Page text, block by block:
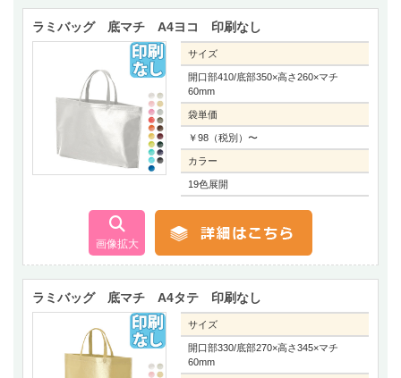
ラミバッグ 底マチ A4ヨコ 印刷なし
サイズ
開口部410/底部350×高さ260×マチ
60mm
袋単価
￥98（税別）〜
カラー
19色展開
ラミバッグ 底マチ A4タテ 印刷なし
サイズ
開口部330/底部270×高さ345×マチ
60mm